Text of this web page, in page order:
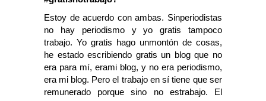
Estoy de acuerdo con ambas. Sinperiodistas
no hay periodismo y yo gratis tampoco
trabajo. Yo gratis hago unmontón de cosas,
he estado escribiendo gratis un blog que no
era para mí, erami blog, y no era periodismo,
era mi blog. Pero el trabajo en sí tiene que ser
remunerado porque sino no estrabajo. El